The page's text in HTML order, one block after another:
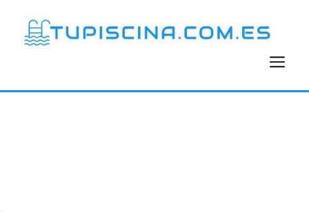
contenido